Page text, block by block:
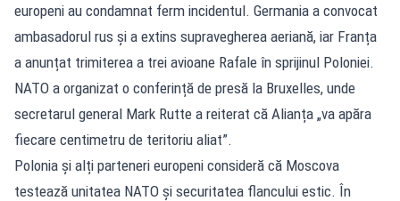
europeni au condamnat ferm incidentul. Germania a convocat
ambasadorul rus și a extins supravegherea aeriană, iar Franța
a anunțat trimiterea a trei avioane Rafale în sprijinul Poloniei.
NATO a organizat o conferință de presă la Bruxelles, unde
secretarul general Mark Rutte a reiterat că Alianța „va apăra
fiecare centimetru de teritoriu aliat”.
Polonia și alți parteneri europeni consideră că Moscova
testează unitatea NATO și securitatea flancului estic. În